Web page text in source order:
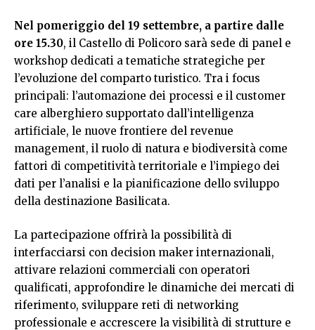
Nel pomeriggio del 19 settembre, a partire dalle
ore 15.30, il Castello di Policoro sarà sede di panel e
workshop dedicati a tematiche strategiche per
l’evoluzione del comparto turistico. Tra i focus
principali: l’automazione dei processi e il customer
care alberghiero supportato dall’intelligenza
artificiale, le nuove frontiere del revenue
management, il ruolo di natura e biodiversità come
fattori di competitività territoriale e l’impiego dei
dati per l’analisi e la pianificazione dello sviluppo
della destinazione Basilicata.
La partecipazione offrirà la possibilità di
interfacciarsi con decision maker internazionali,
attivare relazioni commerciali con operatori
qualificati, approfondire le dinamiche dei mercati di
riferimento, sviluppare reti di networking
professionale e accrescere la visibilità di strutture e